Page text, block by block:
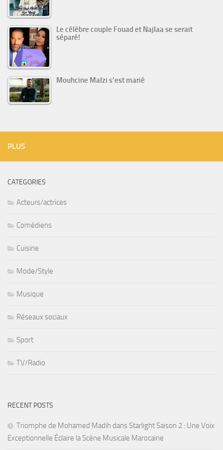
Le célèbre couple Fouad et Najlaa se serait
séparé!
Mouhcine Malzi s’est marié
PLUS
CATEGORIES
Acteurs/actrices
Comédiens
Cuisine
Mode/Style
Musique
Réseaux sociaux
Sport
TV/Radio
RECENT POSTS
Triomphe de Mohamed Madih dans Starlight Saison 2 : Une Voix
Exceptionnelle Éclaire la Scène Musicale Marocaine